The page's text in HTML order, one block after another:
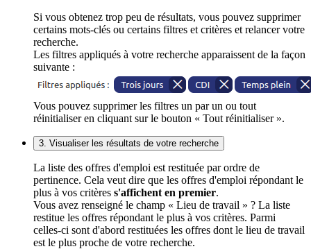
Si vous obtenez trop peu de résultats, vous pouvez supprimer
certains mots-clés ou certains filtres et critères et relancer votre
recherche.
Les filtres appliqués à votre recherche apparaissent de la façon
suivante :
Vous pouvez supprimer les filtres un par un ou tout
réinitialiser en cliquant sur le bouton « Tout réinitialiser ».
3. Visualiser les résultats de votre recherche
La liste des offres d'emploi est restituée par ordre de
pertinence. Cela veut dire que les offres d'emploi répondant le
plus à vos critères s'affichent en premier.
Vous avez renseigné le champ « Lieu de travail » ? La liste
restitue les offres répondant le plus à vos critères. Parmi
celles-ci sont d'abord restituées les offres dont le lieu de travail
est le plus proche de votre recherche.